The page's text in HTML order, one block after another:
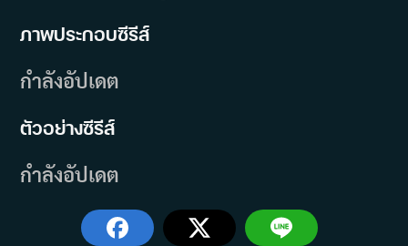
ภาพประกอบซีรีส์
กำลังอัปเดต
ตัวอย่างซีรีส์
กำลังอัปเดต